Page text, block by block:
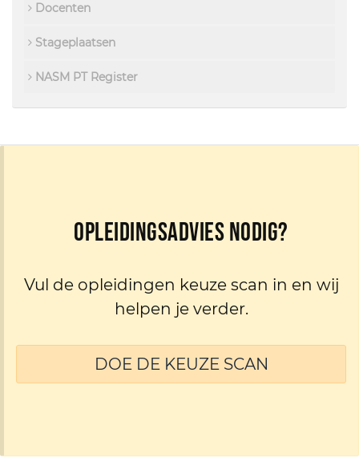
Docenten
Stageplaatsen
NASM PT Register
Opleidingsadvies nodig?
Vul de opleidingen keuze scan in en wij
helpen je verder.
DOE DE KEUZE SCAN